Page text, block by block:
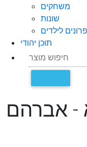
משחקים
שונות
לילדים
תוכן יהודי
- אברהם